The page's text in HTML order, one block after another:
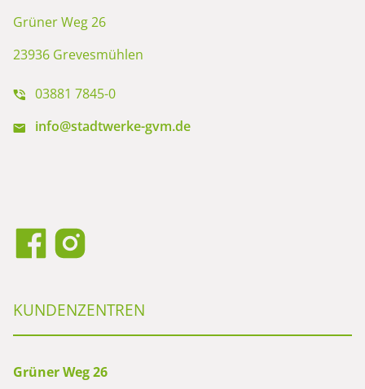
Grüner Weg 26
23936 Grevesmühlen
03881 7845-0
info@stadtwerke-gvm.de
KUNDENZENTREN
Grüner Weg 26